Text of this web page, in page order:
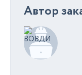
Автор